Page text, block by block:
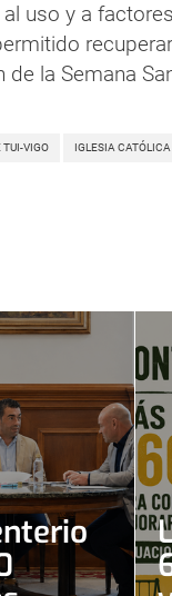
uso y a
de la Semana
TUI-VIGO IGLESIA CATÓLICA